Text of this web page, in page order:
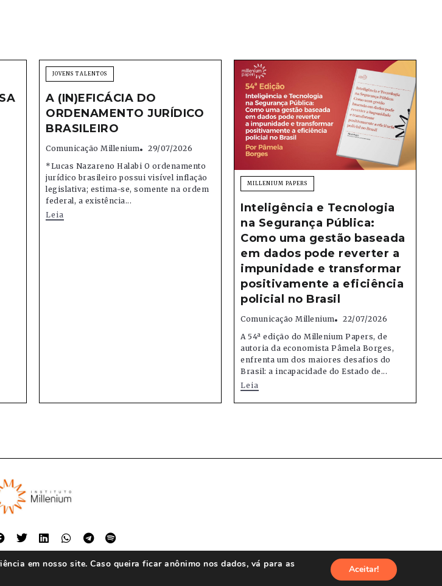
JOVENS TALENTOS
A (IN)EFICÁCIA DO
ORDENAMENTO JURÍDICO
BRASILEIRO
Comunicação Millenium
29/07/2026
*Lucas Nazareno Halabi O ordenamento
jurídico brasileiro possui visível inflação
legislativa; estima-se, somente na ordem
federal, a existência...
Leia
MILLENIUM PAPERS
Inteligência e Tecnologia
na Segurança Pública:
Como uma gestão baseada
em dados pode reverter a
impunidade e transformar
positivamente a eficiência
policial no Brasil
Comunicação Millenium
22/07/2026
A 54ª edição do Millenium Papers, de
autoria da economista Pâmela Borges,
enfrenta um dos maiores desafios do
Brasil: a incapacidade do Estado de...
Leia
Millenium 2023
em nosso site. Caso queira ficar anônimo nos dados, vá para as
Aceitar!